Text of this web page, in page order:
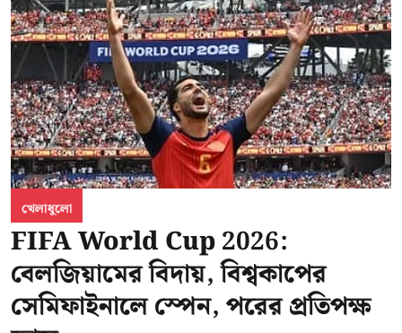
খেলাধুলো
FIFA World Cup 2026:
বেলজিয়ামের বিদায়, বিশ্বকাপের
সেমিফাইনালে স্পেন, পরের প্রতিপক্ষ